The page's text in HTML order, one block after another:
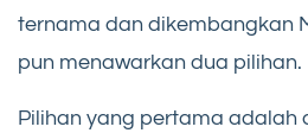
ternama dan dikembangkan
pun menawarkan dua pilihan.
Pilihan yang pertama adalah